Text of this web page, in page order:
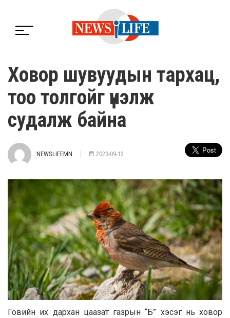
Ховор шувуудын тархац,
тоо толгойг үнэлж
судалж байна
NEWSLIFEMN 2023-09-13
Говийн их дархан цаазат газрын “Б” хэсэг нь ховор